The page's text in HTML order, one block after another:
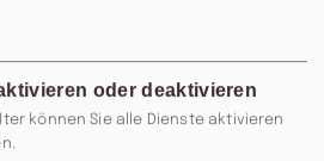
0371 / 355 985
oder deaktivieren
können Sie alle Dienste aktivieren